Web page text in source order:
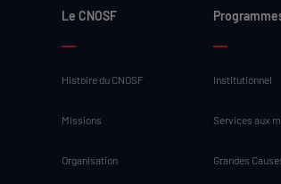
Le CNOSF
Histoire du CNOSF
Missions
Organisation
Institutionnel
Services aux
Grandes